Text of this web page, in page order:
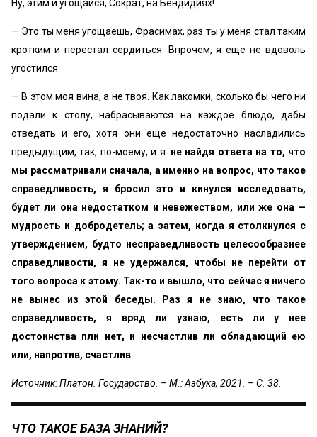
Ну, этим и угощайся, Сократ, на Бендидиях!
— Это ты меня угощаешь, Фрасимах, раз ты у меня стал таким
кротким и перестал сердиться. Впрочем, я еще не вдоволь
угостился
— В этом моя вина, а не твоя. Как лакомки, сколько бы чего ни
подали к столу, набрасываются на каждое блюдо, дабы
отведать и его, хотя они еще недостаточно насладились
предыдущим, так, по-моему, и я: не найдя ответа на то, что
мы рассматривали сначала, а именно на вопрос, что такое
справедливость, я бросил это и кинулся исследовать,
будет ли она недостатком и невежеством, или же она —
мудрость и добродетель; а затем, когда я столкнулся с
утверждением, будто несправедливость целесообразнее
справедливости, я не удержался, чтобы не перейти от
того вопроса к этому. Так-то и вышло, что сейчас я ничего
не вынес из этой беседы. Раз я не знаю, что такое
справедливость, я вряд ли узнаю, есть ли у нее
достоинства пли нет, и несчастлив ли обладающий ею
или, напротив, счастлив
Источник: Платон. Государство. – М.: Азбука, 2021. – С. 38.
ЧТО ТАКОЕ БАЗА ЗНАНИЙ?